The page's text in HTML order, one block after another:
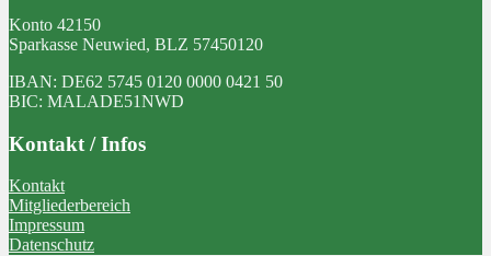
Konto 42150
Sparkasse Neuwied, BLZ 57450120
IBAN: DE62 5745 0120 0000 0421 50
BIC: MALADE51NWD
Kontakt / Infos
Kontakt
Mitgliederbereich
Impressum
Datenschutz